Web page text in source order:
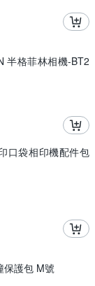
半格菲林相機-BT2
口袋相印機配件包
保護包 M號